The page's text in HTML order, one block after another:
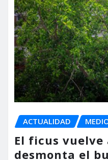
ACTUALIDAD
El ficus
desmonta el